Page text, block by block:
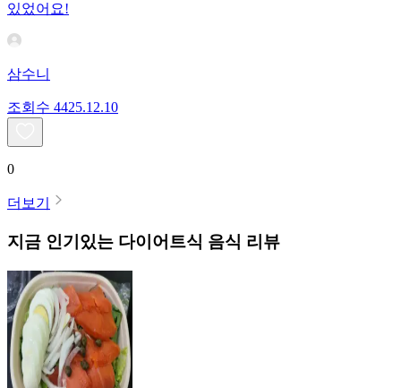
있었어요!
삼수니
조회수 4425.12.10
0
더보기
지금 인기있는 다이어트식 음식 리뷰